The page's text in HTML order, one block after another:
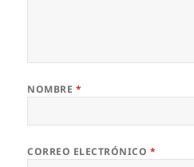
NOMBRE *
CORREO ELECTRÓNICO *